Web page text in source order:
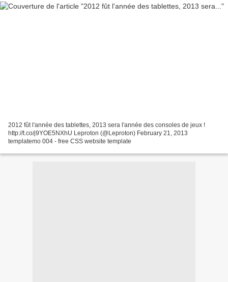
2012 fût l'année des tablettes, 2013 sera l'année des consoles de jeux !
http://t.co/j9YOE5NXhU Leproton (@Leproton) February 21, 2013
templatemo 004 - free CSS website template